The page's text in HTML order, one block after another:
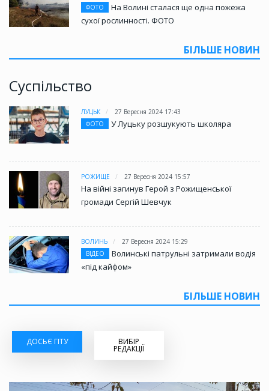
ФОТО
На Волині сталася ще одна пожежа
сухої рослинності. ФОТО
БІЛЬШЕ НОВИН
Суспільство
ЛУЦЬК
27 Вересня 2024 17:43
ФОТО
У Луцьку розшукують школяра
РОЖИЩЕ 27 Вересня 2024 15:57
На війні загинув Герой з Рожищенської
громади Сергій Шевчук
ВОЛИНЬ
27 Вересня 2024 15:29
ВІДЕО
Волинські патрульні затримали водія
«під кайфом»
БІЛЬШЕ НОВИН
ДОСЬЄ ГІТУ ВИБІР
РЕДАКЦІЇ